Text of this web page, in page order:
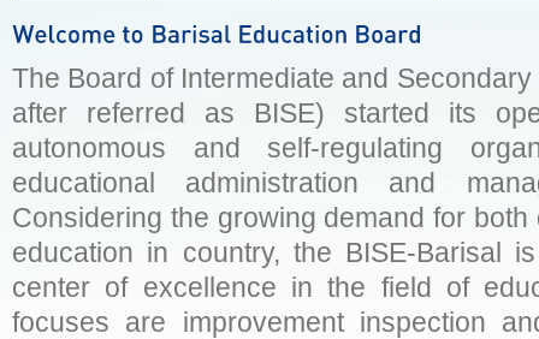
The Board of Intermediate and
after referred as BISE) started its
autonomous and self-regulating
educational administration and
Considering the growing demand for
education in country, the BISE-Barisal
center of excellence in the field of
focuses are improvement inspection